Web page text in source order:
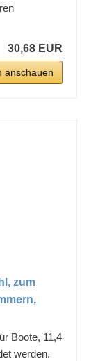
30,68 EUR
anschauen
zum
Boote, 11,4
werden.